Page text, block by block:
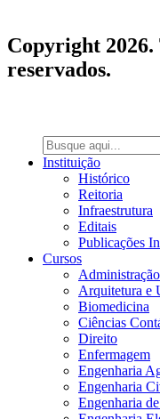
Copyright 2026.
reservados.
Instituição
Histórico
Reitoria
Infraestrutura
Editais
Publicações
Cursos
Administração
Arquitetura e
Biomedicina
Ciências
Direito
Enfermagem
Engenharia
Engenharia
Engenharia